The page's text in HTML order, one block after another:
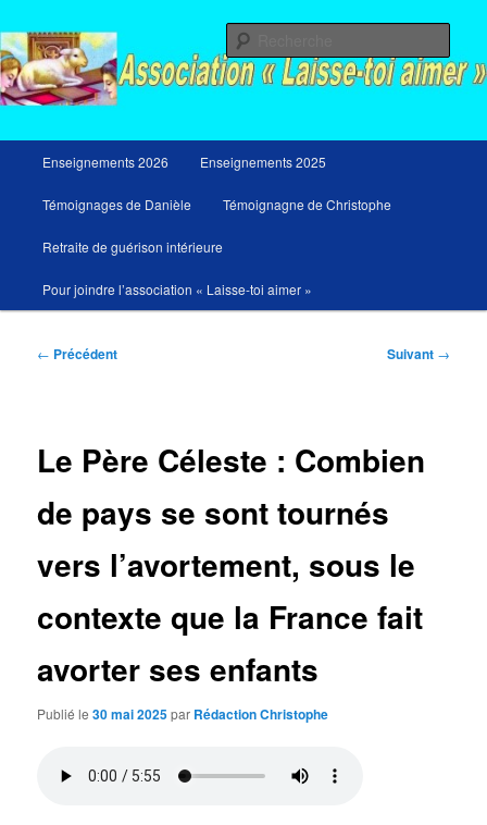
au
contenu
principal
principal
Enseignements 2026 Enseignements 2025
Témoignages de Danièle Témoignagne de Christophe
Retraite de guérison intérieure
Pour joindre l’association « Laisse-toi aimer »
Navigation
← Précédent Suivant →
Le Père Céleste : Combien
de pays se sont tournés
vers l’avortement, sous le
contexte que la France fait
avorter ses enfants
Publié le30 mai 2025par Rédaction Christophe